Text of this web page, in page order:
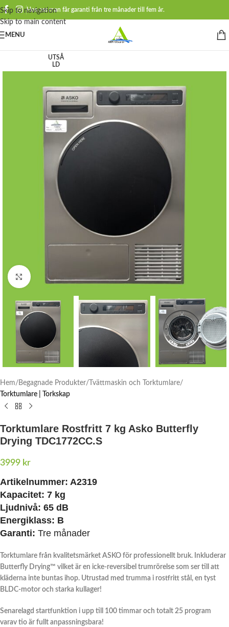
Skip to navigation
Skip to main content
Hos oss man får garanti från tre månader till fem år.
MENU
UTSÅ
LD
Click to enlarge
Hem Begagnade Produkter
Tvättmaskin och Torktumlare
Torktumlare | Torkskap
Torktumlare Rostfritt 7 kg Asko Butterfly
Drying TDC1772CC.S
3999 kr
Artikelnummer: A2319
Kapacitet: 7 kg
Ljudnivå: 65 dB
Energiklass: B
Garanti: Tre månader
Torktumlare från kvalitetsmärket ASKO för professionellt bruk. Inkluderar
Butterfly Drying™ vilket är en icke-reversibel trumrörelse som ser till att
kläderna inte buntas ihop. Utrustad med trumma i rostfritt stål, en tyst
BLDC-motor och starka kullager!
Senarelagd startfunktion i upp till 100 timmar och totalt 25 program
varav tio är fullt anpassningsbara!